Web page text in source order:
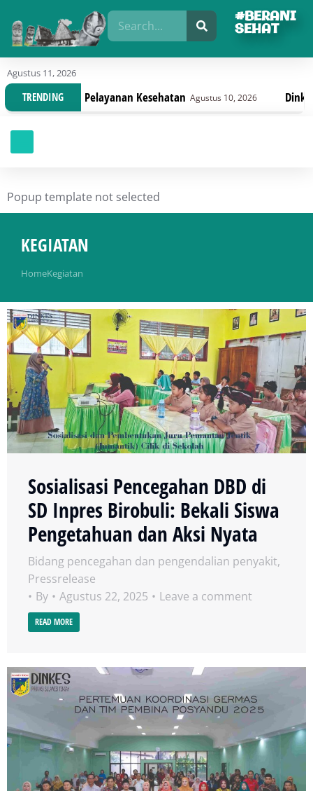
#BERANI
SEHAT
Agustus 11, 2026
TRENDINGKesehatan Agustus 10, 2026 Dinkes Sulteng Bahas
Popup template not selected
KEGIATAN
You are here:
HomeKegiatan
Sosialisasi Pencegahan DBD di
SD Inpres Birobuli: Bekali Siswa
Pengetahuan dan Aksi Nyata
Bidang pencegahan dan pengendalian penyakit,
Pressrelease
By
Agustus 22, 2025 Leave a comment
READ MORE